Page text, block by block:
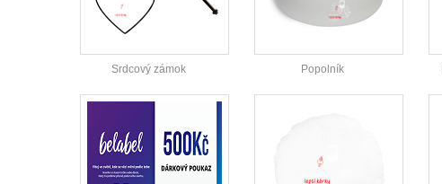
Srdcový zámok Popolník